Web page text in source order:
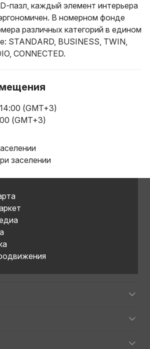
пазл, каждый элемент интерьера
В номерном фонде
различных категорий в едином
STANDARD, BUSINESS, TWIN,
CONNECTED.
(GMT+3)
(GMT+3)
заселении